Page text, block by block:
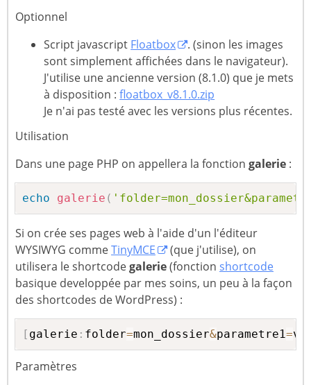
Optionnel
Script javascript Floatbox
. (sinon les images
sont simplement affichées dans le navigateur).
J'utilise une ancienne version (8.1.0) que je mets
à disposition :floatbox_v8.1.0.zip
Je n'ai pas testé avec les versions plus récentes.
Utilisation
Dans une page PHP on appellera la fonction galerie :
echo galerie (
Si on crée ses pages web à l'aide d'un l'éditeur
WYSIWYG commeTinyMCE
(que j'utilise), on
utilisera le shortcodegalerie(fonction shortcode
basique developpée par mes soins, un peu à la façon
des shortcodes de WordPress) :
[ galerie : folder=mon_dossier&parametre1=
Paramètres